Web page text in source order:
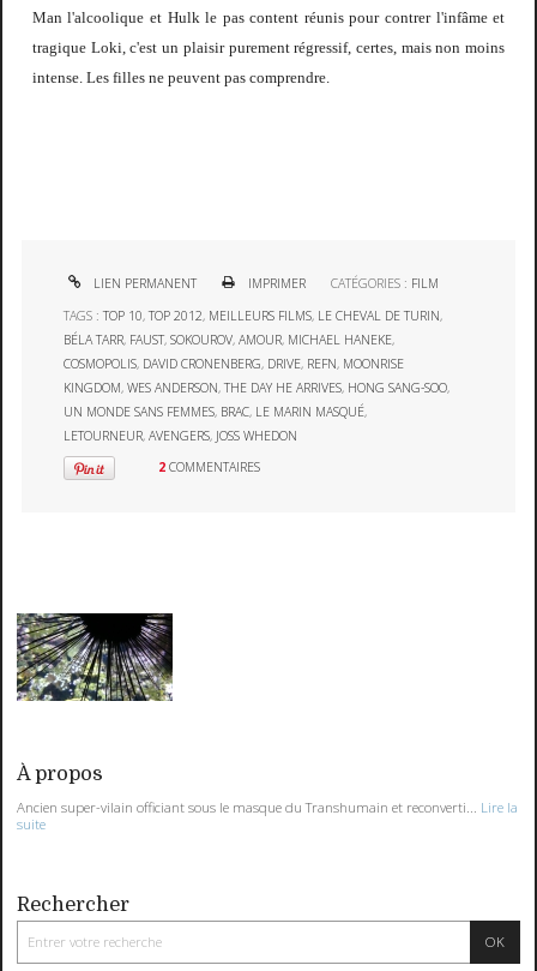
Man l'alcoolique et Hulk le pas content réunis pour contrer l'infâme et
tragique Loki, c'est un plaisir purement régressif, certes, mais non moins
intense. Les filles ne peuvent pas comprendre.
LIEN PERMANENT IMPRIMER CATÉGORIES : FILM
TAGS :TOP 10,TOP 2012, MEILLEURS FILMS, LE CHEVAL DE TURIN,
BÉLA TARR, FAUST,SOKOUROV,AMOUR, MICHAEL HANEKE,
COSMOPOLIS, DAVID CRONENBERG, DRIVE, REFN, MOONRISE
KINGDOM,WES ANDERSON,THE DAY HE ARRIVES, HONG SANG-SOO,
UN MONDE SANS FEMMES, BRAC, LE MARIN MASQUÉ,
LETOURNEUR,AVENGERS, JOSS WHEDON
2 COMMENTAIRES
À propos
Ancien super-vilain officiant sous le masque du Transhumain et reconverti...
Lire la
suite
Rechercher